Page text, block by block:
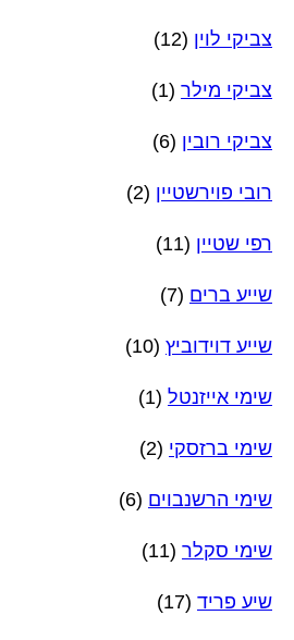
צביקי לוין (12)
צביקי מילר (1)
צביקי רובין (6)
רובי פוירשטיין (2)
רפי שטיין (11)
שייע ברים (7)
שייע דוידוביץ (10)
שימי אייזנטל (1)
שימי ברזסקי (2)
שימי הרשנבוים (6)
שימי סקלר (11)
שיע פריד (17)